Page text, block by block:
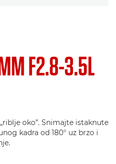
F2.8-3.5L
oko”. Snimajte istaknute
kadra od 180° uz brzo i